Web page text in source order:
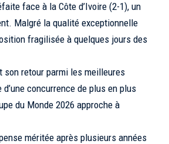
face à la Côte d’Ivoire (2-1), un
Malgré la qualité exceptionnelle
fragilisée à quelques jours des
son retour parmi les meilleures
concurrence de plus en plus
du Monde 2026 approche à
méritée après plusieurs années